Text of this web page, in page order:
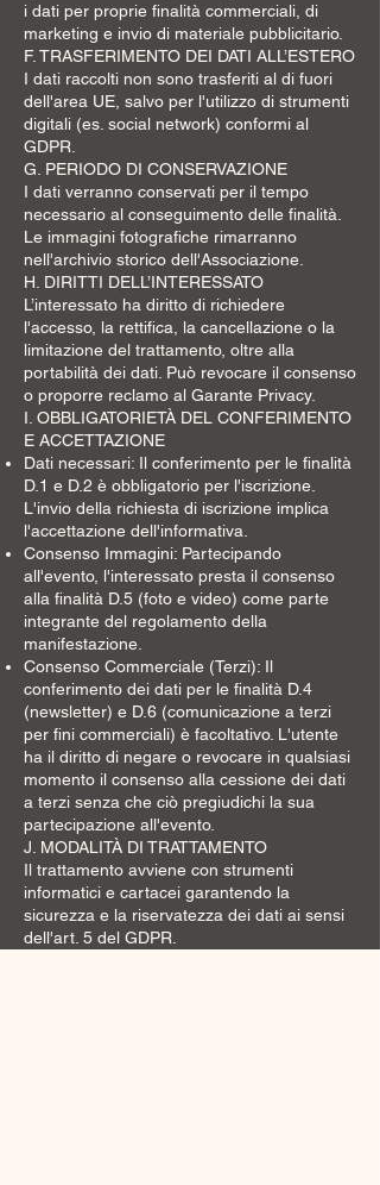
i dati per proprie finalità commerciali, di
marketing e invio di materiale pubblicitario.
F. TRASFERIMENTO DEI DATI ALL’ESTERO
I dati raccolti non sono trasferiti al di fuori
dell'area UE, salvo per l'utilizzo di strumenti
digitali (es. social network) conformi al
GDPR.
G. PERIODO DI CONSERVAZIONE
I dati verranno conservati per il tempo
necessario al conseguimento delle finalità.
Le immagini fotografiche rimarranno
nell'archivio storico dell'Associazione.
H. DIRITTI DELL’INTERESSATO
L’interessato ha diritto di richiedere
l'accesso, la rettifica, la cancellazione o la
limitazione del trattamento, oltre alla
portabilità dei dati. Può revocare il consenso
o proporre reclamo al Garante Privacy.
I. OBBLIGATORIETÀ DEL CONFERIMENTO
E ACCETTAZIONE
Dati necessari: Il conferimento per le finalità
D.1 e D.2 è obbligatorio per l'iscrizione.
L'invio della richiesta di iscrizione implica
l'accettazione dell'informativa.
Consenso Immagini: Partecipando
all'evento, l'interessato presta il consenso
alla finalità D.5 (foto e video) come parte
integrante del regolamento della
manifestazione.
Consenso Commerciale (Terzi): Il
conferimento dei dati per le finalità D.4
(newsletter) e D.6 (comunicazione a terzi
per fini commerciali) è facoltativo. L'utente
ha il diritto di negare o revocare in qualsiasi
momento il consenso alla cessione dei dati
a terzi senza che ciò pregiudichi la sua
partecipazione all'evento.
J. MODALITÀ DI TRATTAMENTO
Il trattamento avviene con strumenti
informatici e cartacei garantendo la
sicurezza e la riservatezza dei dati ai sensi
dell'art. 5 del GDPR.